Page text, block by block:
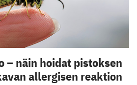
– näin hoidat pistoksen
allergisen reaktion